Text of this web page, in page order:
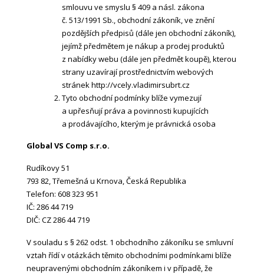
smlouvu ve smyslu § 409 a násl. zákona
č. 513/1991 Sb., obchodní zákoník, ve znění
pozdějších předpisů (dále jen obchodní zákoník),
jejímž předmětem je nákup a prodej produktů
z nabídky webu (dále jen předmět koupě), kterou
strany uzavírají prostřednictvím webových
stránek http://vcely.vladimirsubrt.cz
Tyto obchodní podmínky blíže vymezují
a upřesňují práva a povinnosti kupujících
a prodávajícího, kterým je právnická osoba
Global VS Comp s.r.o.
Rudíkovy 51
793 82, Třemešná u Krnova, Česká Republika
Telefon: 608 323 951
IČ: 286 44 719
DIČ: CZ 286 44 719
V souladu s § 262 odst. 1 obchodního zákoníku se smluvní
vztah řídí v otázkách těmito obchodními podmínkami blíže
neupravenými obchodním zákoníkem i v případě, že